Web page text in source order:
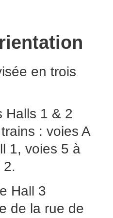
en trois
Halls 1 & 2
: voies A
1, voies 5 à
2.
Hall 3
de la rue de